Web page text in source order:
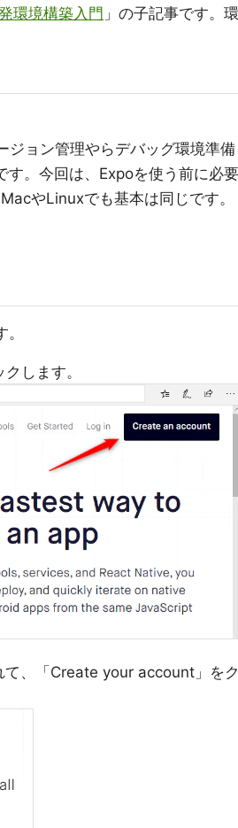
環境構築入門 」の子記事です。環
ョン管理やらデバッグ環境準備
す。今回は、Expoを使う前に必要
やLinuxでも基本は同じです。
します。
て、「Create your account」を